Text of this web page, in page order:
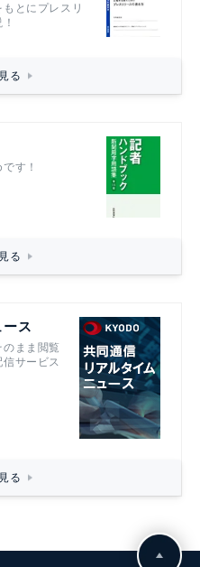
とにプレスリ
る
す！
る
ス
まま閲覧
サービス
る